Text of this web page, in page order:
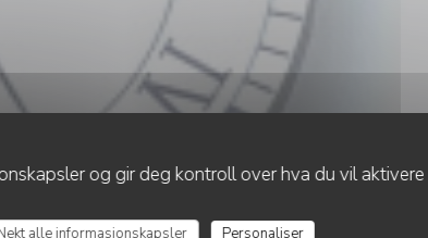
og gir deg kontroll over hva du vil aktivere
alle informasjonskapsler
Personaliser